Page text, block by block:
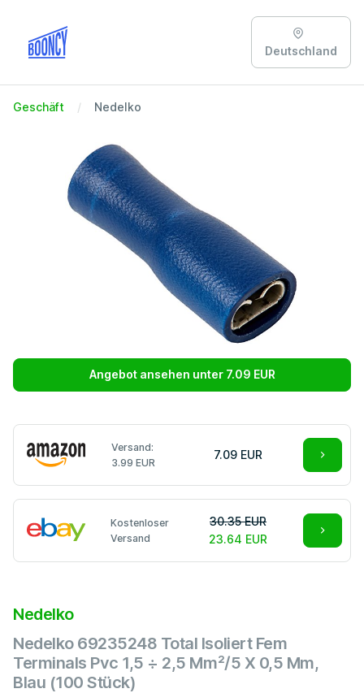
Deutschland
Geschäft Nedelko
Angebot ansehen unter 7.09 EUR
Versand:
3.99 EUR
7.09 EUR
Kostenloser
Versand
30.35 EUR
23.64 EUR
Nedelko
Nedelko 69235248 Total Isoliert Fem
Terminals Pvc 1,5 ÷ 2,5 Mm²/5 X 0,5 Mm,
Blau (100 Stück)